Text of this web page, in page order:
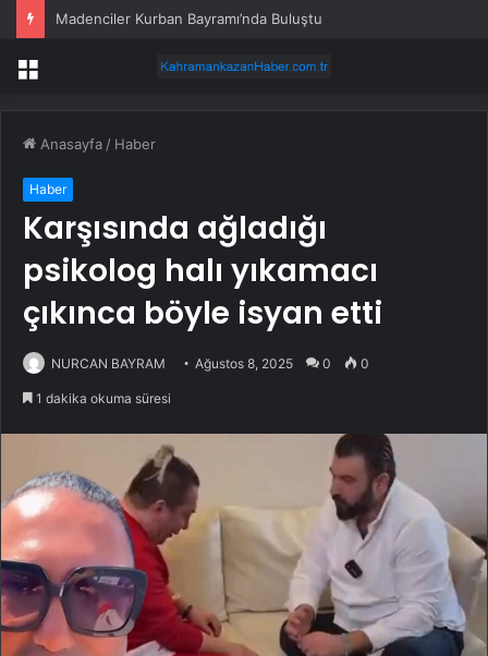
Madenciler Kurban Bayramı’nda Buluştu
Menü
Anasayfa / Haber
Haber
Karşısında ağladığı
psikolog halı yıkamacı
çıkınca böyle isyan etti
NURCAN BAYRAM Ağustos 8, 2025 0 0
1 dakika okuma süresi